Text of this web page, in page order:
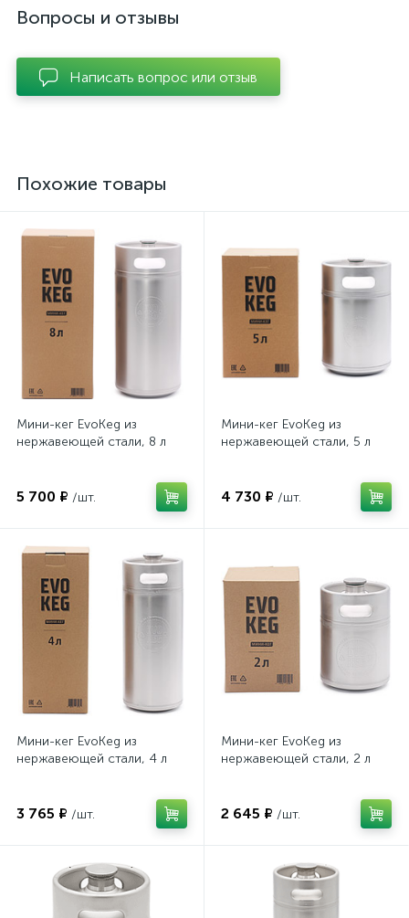
Вопросы и отзывы
Написать вопрос или отзыв
Похожие товары
Мини-кег EvoKeg из
нержавеющей стали, 8 л
5 700 ₽ /шт.
Мини-кег EvoKeg из
нержавеющей стали, 5 л
4 730 ₽ /шт.
Мини-кег EvoKeg из
нержавеющей стали, 4 л
3 765 ₽ /шт.
Мини-кег EvoKeg из
нержавеющей стали, 2 л
2 645 ₽ /шт.